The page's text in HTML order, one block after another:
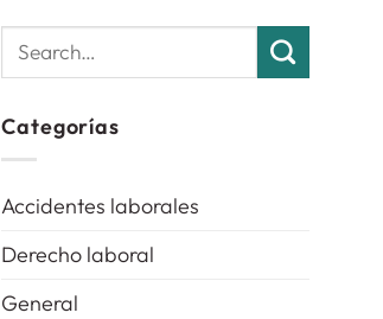
Categorías
Accidentes laborales
Derecho laboral
General